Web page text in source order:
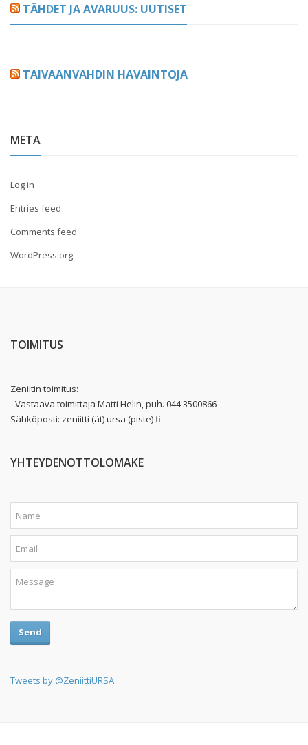
TÄHDET JA AVARUUS: UUTISET
TAIVAANVAHDIN HAVAINTOJA
META
Log in
Entries feed
Comments feed
WordPress.org
TOIMITUS
Zeniitin toimitus:
- Vastaava toimittaja Matti Helin, puh. 044 3500866
Sähköposti: zeniitti (ät) ursa (piste) fi
YHTEYDENOTTOLOMAKE
Send
Tweets by @ZeniittiURSA